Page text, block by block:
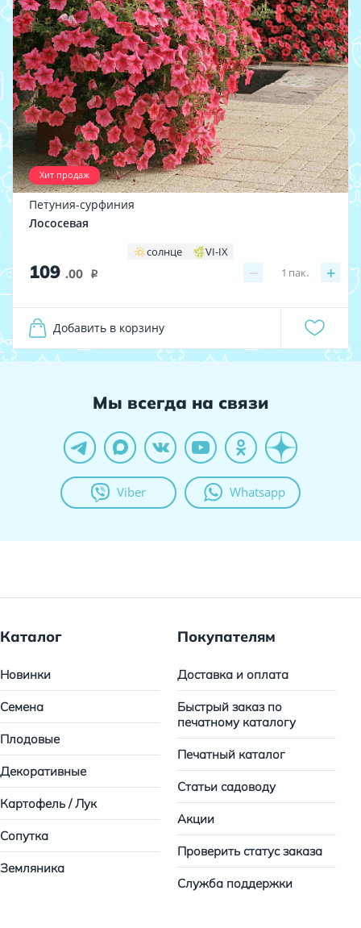
Хит продаж
Петуния-сурфиния
Лососевая
солнце VI-IX
109 .00 i − +
1 пак.
Добавить в корзину
Мы всегда на связи
Viber Whatsapp
Каталог
Новинки
Семена
Плодовые
Декоративные
Картофель / Лук
Сопутка
Земляника
Покупателям
Доставка и оплата
Быстрый заказ по
печатному каталогу
Печатный каталог
Статьи садоводу
Акции
Проверить статус заказа
Служба поддержки